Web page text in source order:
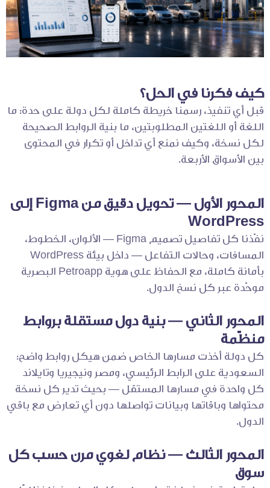
كيف فكرنا في الحل؟
قبل أي تنفيذ، رسمنا خريطة كاملة لكل دولة على حدة: ما
اللغة أو اللغتين المطلوبتين، ما بنية الروابط الصحيحة
لكل نسخة، وكيف نمنع أي تداخل أو تكرار في المحتوى
بين الأسواق الأربعة.
المحور الأول — تحويل دقيق من Figma إلى
WordPress
نفّذنا كل تفاصيل تصميم Figma — الألوان، الخطوط،
المسافات، وحالات التفاعل — داخل بيئة WordPress
بأمانة كاملة، مع الحفاظ على هوية Petroapp البصرية
موحّدة عبر كل نسخ الدول.
المحور الثاني — بنية دول مستقلة بروابط
منظّمة
كل دولة أخذت مسارها الخاص ضمن هيكل روابط واضح:
السعودية على الرابط الرئيسي، ومصر ونيجيريا وتايلاند
كل واحدة في مسارها المستقل — بحيث تدير كل نسخة
محتواها وباقاتها وبيانات تواصلها دون أي تعارض مع باقي
الدول.
المحور الثالث — نظام لغوي مرن حسب كل
سوق